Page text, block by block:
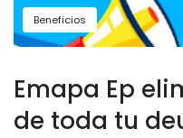
Beneficios
Emapa Ep
de toda tu